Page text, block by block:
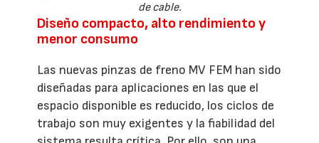
de cable.
Diseño compacto, alto rendimiento y
menor consumo
Las nuevas pinzas de freno MV FEM han sido
diseñadas para aplicaciones en las que el
espacio disponible es reducido, los ciclos de
trabajo son muy exigentes y la fiabilidad del